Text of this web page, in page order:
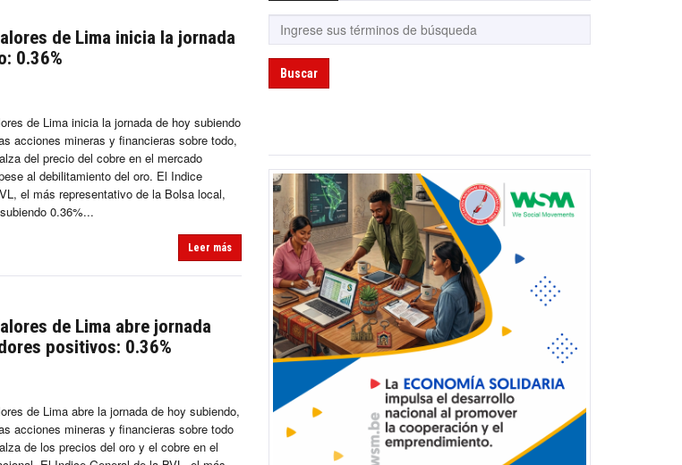
de Lima inicia la jornada
0.36%
de Lima inicia la jornada de hoy subiendo
acciones mineras y financieras sobre todo,
del precio del cobre en el mercado
al debilitamiento del oro. El Indice
el más representativo de la Bolsa local,
0.36%...
Leer más
de Lima abre jornada
positivos: 0.36%
de Lima abre la jornada de hoy subiendo,
acciones mineras y financieras sobre todo
de los precios del oro y el cobre en el
Buscar